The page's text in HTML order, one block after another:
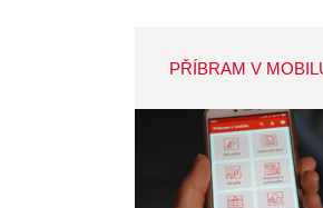
PŘÍBRAM V